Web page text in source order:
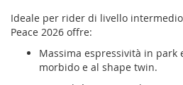
Ideale per rider di livello
Peace 2026 offre:
Massima espressività in park
morbido e al shape twin.